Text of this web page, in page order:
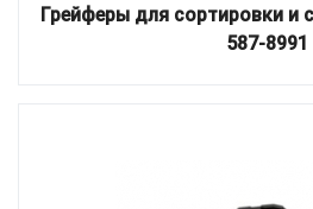
Грейферы для сортировки и
587-8991